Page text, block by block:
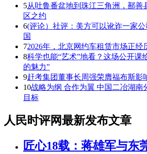
5从吐鲁番盆地到珠江三角洲，鄯善
区之约
6(评论）社评：美方可以讹诈一家
国
72026年，北京网约车租赁市场正经
8科学也能“艺术”地看？这场公开课
的魅力”
9赶考集团董事长周强荣膺福布斯影
10战略为纲 合作为翼 中国二冶湖南
目标
人民时评网最新发布文章
匠心18载：蒋雄军与东